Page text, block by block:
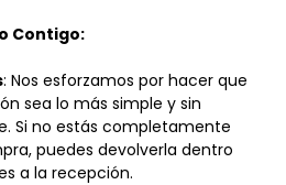
Contigo:
: Nos esforzamos por hacer que
sea lo más simple y sin
Si no estás completamente
puedes devolverla dentro
a la recepción.